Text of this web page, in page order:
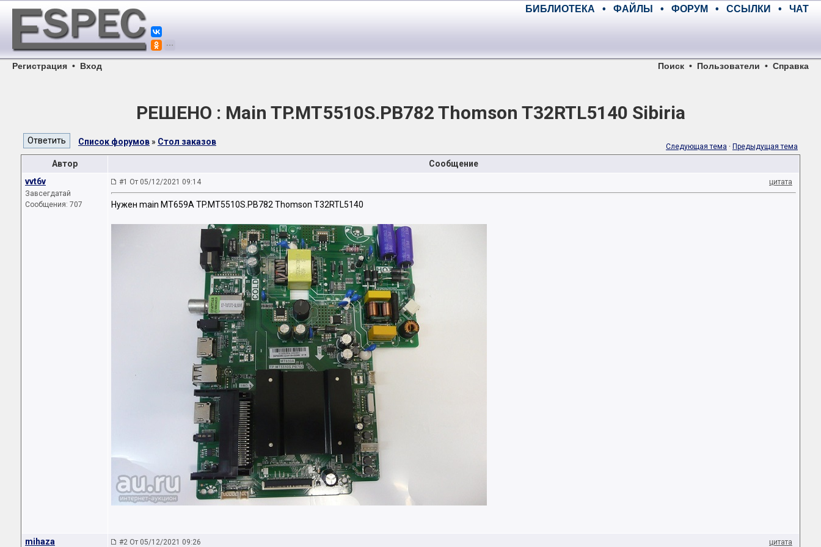
БИБЛИОТЕКА • ФАЙЛЫ • ФОРУМ • ССЫЛКИ • ЧАТ
Регистрация • Вход Поиск • Пользователи • Справка
РЕШЕНО : Main TP.MT5510S.PB782 Thomson T32RTL5140 Sibiria
Список форумов » Стол заказов Следующая тема · Предыдущая тема
Автор
Сообщение
vvt6v
Завсегдатай
Сообщения: 707
#1 От 05/12/2021 09:14 цитата
Нужен main MT659A TP.MT5510S.PB782 Thomson T32RTL5140
mihaza #2 От 05/12/2021 09:26 цитата